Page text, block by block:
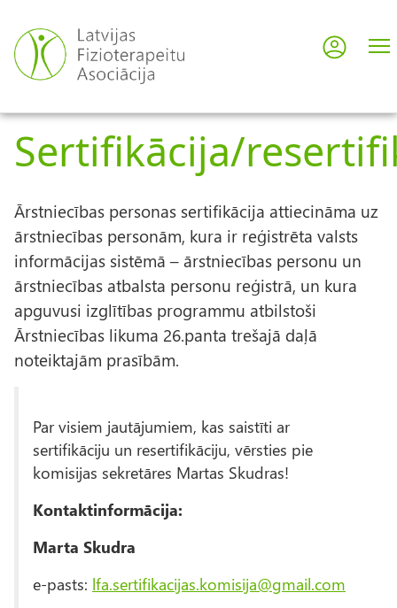
uz
galveno
saturu
User
Sertifikācija/
Ārstniecības personas sertifikācija attiecināma uz
ārstniecības personām, kura ir reģistrēta valsts
informācijas sistēmā – ārstniecības personu un
ārstniecības atbalsta personu reģistrā, un kura
apguvusi izglītības programmu atbilstoši
Ārstniecības likuma 26.panta trešajā daļā
noteiktajām prasībām.
Par visiem jautājumiem, kas saistīti ar
sertifikāciju un resertifikāciju, vērsties pie
komisijas sekretāres Martas Skudras!
Kontaktinformācija:
Marta Skudra
e-pasts: lfa.sertifikacijas.komisija@gmail.com